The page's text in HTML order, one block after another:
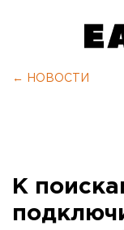
← НОВОСТИ
К